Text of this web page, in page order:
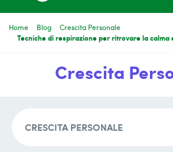
Home Blog Crescita Personale
Tecniche di respirazione per ritrovare la calma
Crescita